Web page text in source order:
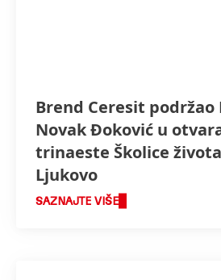
Brend Ceresit podržao
Novak Đoković u
trinaeste Školice
Ljukovo
SAZNAJTE VIŠE